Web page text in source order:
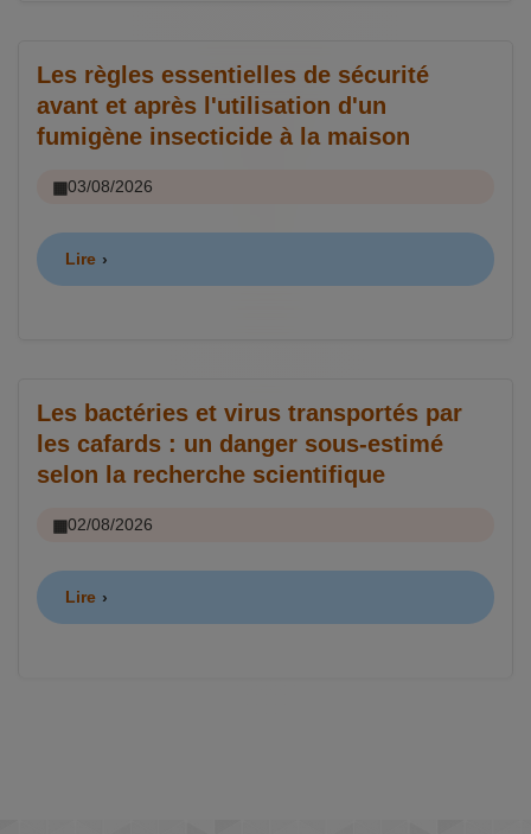
Les règles essentielles de sécurité
avant et après l'utilisation d'un
fumigène insecticide à la maison
03/08/2026
Lire
Les bactéries et virus transportés par
les cafards : un danger sous-estimé
selon la recherche scientifique
02/08/2026
Lire